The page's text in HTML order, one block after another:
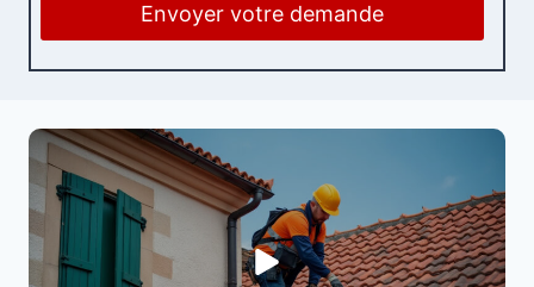
Envoyer votre demande